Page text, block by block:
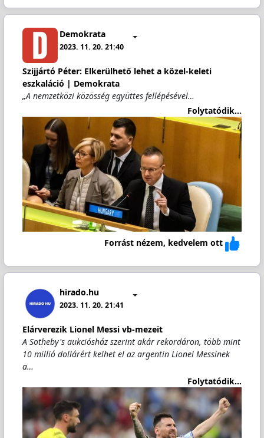
Demokrata
2023. 11. 20. 21:40
Szijjártó Péter: Elkerülhető lehet a közel-keleti
eszkaláció | Demokrata
„A nemzetközi közösség együttes fellépésével…
Folytatódik...
Forrást nézem, kedvelem ott
hirado.hu
2023. 11. 20. 21:41
Elárverezik Lionel Messi vb-mezeit
A Sotheby's aukciósház szerint akár rekordáron, több mint
10 millió dollárért kelhet el az argentin Lionel Messinek
a…
Folytatódik...